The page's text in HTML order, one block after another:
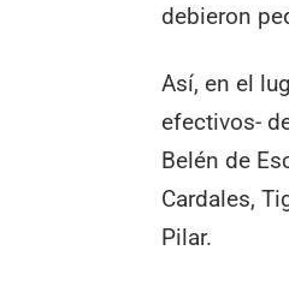
debieron
Así, en el
efectivos-
Belén de
Cardales,
Pilar.